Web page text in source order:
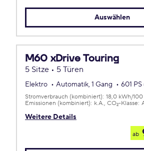
Auswählen
M60 xDrive Touring
5 Sitze • 5 Türen
Elektro Automatik, 1 Gang 601
Weitere Details
Stromverbrauch (kombiniert): 18,0 kWh/
Emissionen (kombiniert): k.A. CO2-Klasse:
ab